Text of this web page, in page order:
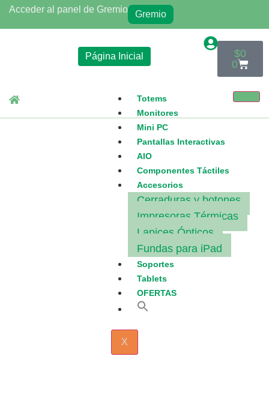
Acceder al panel de Gremio Gremio
Página Inicial $0
0
Totems
Monitores
Mini PC
Pantallas Interactivas
AIO
Componentes Táctiles
Accesorios
Cerraduras y botones
Impresoras Térmicas
Lapices Ópticos
Fundas para iPad
Soportes
Tablets
OFERTAS
Search
X